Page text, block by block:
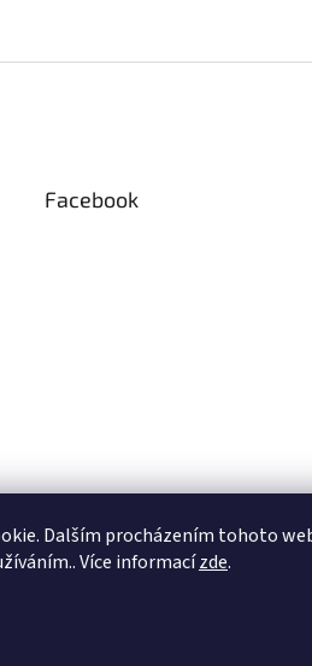
Dalším procházením tohoto
Více informacízde.
Facebook
PRODEJNA Registrační sleva